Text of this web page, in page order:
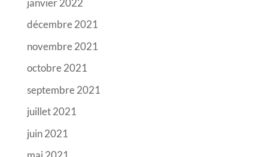
janvier 2022
décembre 2021
novembre 2021
octobre 2021
septembre 2021
juillet 2021
juin 2021